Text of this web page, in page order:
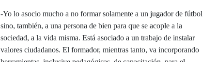
-Yo lo asocio mucho a no formar solamente a un jugador de fútbol
sino, también, a una persona de bien para que se acople a la
sociedad, a la vida misma. Está asociado a un trabajo de instalar
valores ciudadanos. El formador, mientras tanto, va incorporando